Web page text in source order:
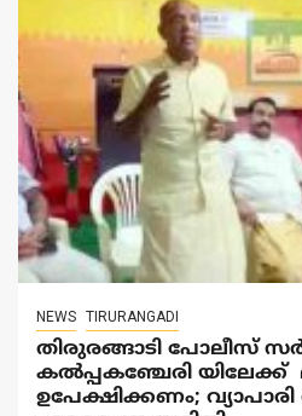
NEWS TIRURANGADI
തിരുരങ്ങാടി പോലീസ്
കൽപ്പകഞ്ചേരി യിലേക്ക്
ഉപേക്ഷിക്കണം;